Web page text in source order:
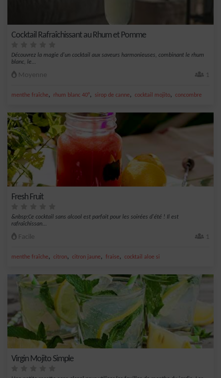
Cocktail Rafraîchissant au Rhum et Pomme
Découvrez la magie d'un cocktail aux saveurs harmonieuses, combinant le rhum
blanc, le...
Moyenne 1
menthe fraîche, rhum blanc 40°, sirop de canne, cocktail mojito, concombre
Fresh Fruit
&nbsp;Ce cocktail sans alcool est parfait pour les soirées d'été ! Il est
rafraîchissan...
Facile 1
menthe fraîche, citron, citron jaune, fraise, cocktail aloe si
Virgin Mojito Simple